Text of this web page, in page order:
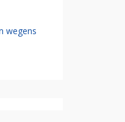
wegens